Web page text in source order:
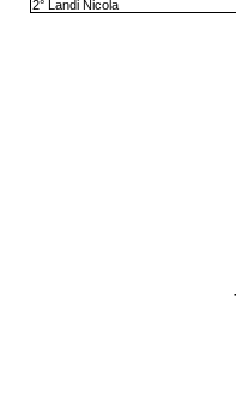
2° Landi Nicola